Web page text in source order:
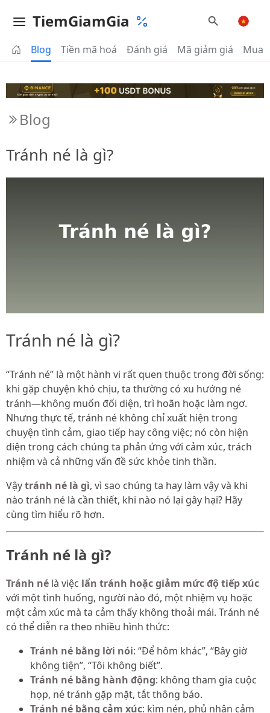
TiemGiamGia
Blog Tiền mã hoá Đánh giá Mã giảm giá Mua
Blog
Tránh né là gì?
Tránh né là gì?
“Tránh né” là một hành vi rất quen thuộc trong đời sống:
khi gặp chuyện khó chịu, ta thường có xu hướng né
tránh—không muốn đối diện, trì hoãn hoặc làm ngơ.
Nhưng thực tế, tránh né không chỉ xuất hiện trong
chuyện tình cảm, giao tiếp hay công việc; nó còn hiện
diện trong cách chúng ta phản ứng với cảm xúc, trách
nhiệm và cả những vấn đề sức khỏe tinh thần.
Vậytránh né là gì, vì sao chúng ta hay làm vậy và khi
nào tránh né là cần thiết, khi nào nó lại gây hại? Hãy
cùng tìm hiểu rõ hơn.
Tránh né là gì?
Tránh né là việc lẩn tránh hoặc giảm mức độ tiếp xúc
với một tình huống, người nào đó, một nhiệm vụ hoặc
một cảm xúc mà ta cảm thấy không thoải mái. Tránh né
có thể diễn ra theo nhiều hình thức:
Tránh né bằng lời nói: “Để hôm khác”, “Bây giờ
không tiện”, “Tôi không biết”.
Tránh né bằng hành động: không tham gia cuộc
họp, né tránh gặp mặt, tắt thông báo.
Tránh né bằng cảm xúc: kìm nén, phủ nhận cảm